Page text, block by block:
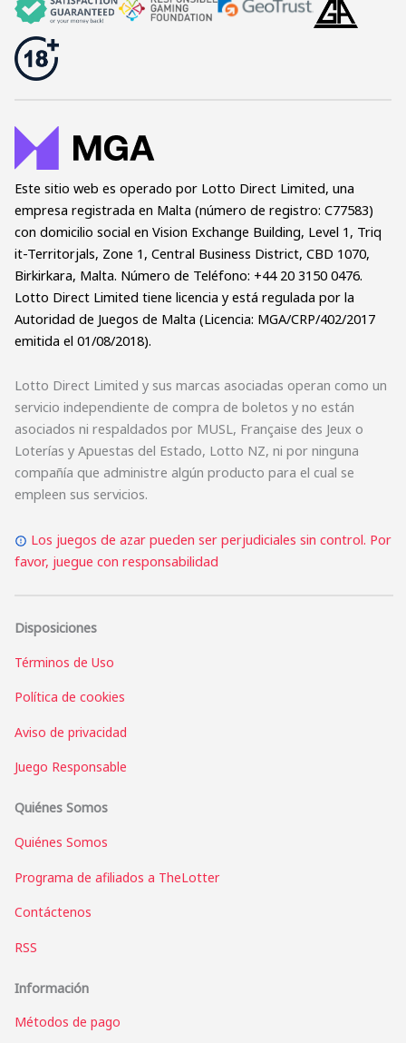
Este sitio web es operado por Lotto Direct Limited, una
empresa registrada en Malta (número de registro: C77583)
con domicilio social en Vision Exchange Building, Level 1, Triq
it-Territorjals, Zone 1, Central Business District, CBD 1070,
Birkirkara, Malta. Número de Teléfono: +44 20 3150 0476.
Lotto Direct Limited tiene licencia y está regulada por la
Autoridad de Juegos de Malta (Licencia: MGA/CRP/402/2017
emitida el 01/08/2018).
Lotto Direct Limited y sus marcas asociadas operan como un
servicio independiente de compra de boletos y no están
asociados ni respaldados por MUSL, Française des Jeux o
Loterías y Apuestas del Estado, Lotto NZ, ni por ninguna
compañía que administre algún producto para el cual se
empleen sus servicios.
Los juegos de azar pueden ser perjudiciales sin control. Por
favor, juegue con responsabilidad
Disposiciones
Términos de Uso
Política de cookies
Aviso de privacidad
Juego Responsable
Quiénes Somos
Quiénes Somos
Programa de afiliados a TheLotter
Contáctenos
RSS
Información
Métodos de pago